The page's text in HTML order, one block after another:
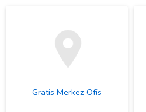
Gratis Merkez Ofis